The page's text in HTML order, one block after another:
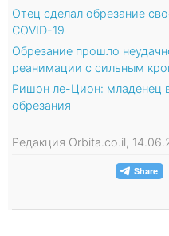
Отец сделал обрезание
COVID-19
Обрезание прошло
реанимации с сильным
Ришон ле-Цион: младенец
обрезания
Редакция Orbita.co.il,